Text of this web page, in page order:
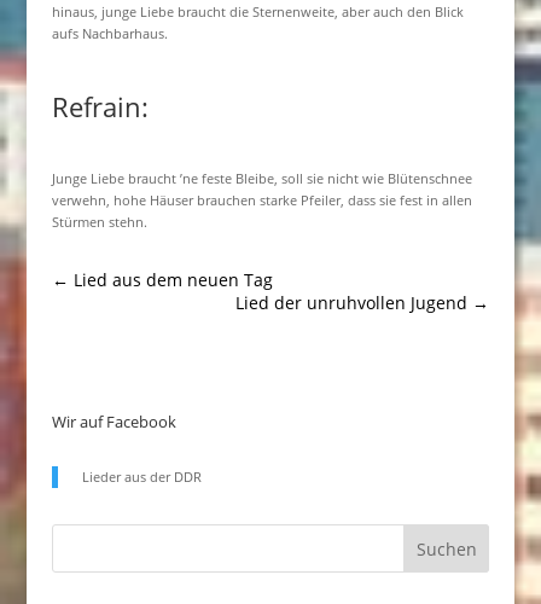
hinaus, junge Liebe braucht die Sternenweite, aber auch den Blick
aufs Nachbarhaus.
Refrain:
Junge Liebe braucht ’ne feste Bleibe, soll sie nicht wie Blütenschnee
verwehn, hohe Häuser brauchen starke Pfeiler, dass sie fest in allen
Stürmen stehn.
← Lied aus dem neuen Tag
Lied der unruhvollen Jugend →
Wir auf Facebook
Lieder aus der DDR